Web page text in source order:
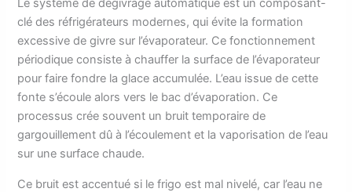
Le système de dégivrage automatique est un composant-
clé des réfrigérateurs modernes, qui évite la formation
excessive de givre sur l’évaporateur. Ce fonctionnement
périodique consiste à chauffer la surface de l’évaporateur
pour faire fondre la glace accumulée. L’eau issue de cette
fonte s’écoule alors vers le bac d’évaporation. Ce
processus crée souvent un bruit temporaire de
gargouillement dû à l’écoulement et la vaporisation de l’eau
sur une surface chaude.
Ce bruit est accentué si le frigo est mal nivelé, car l’eau ne